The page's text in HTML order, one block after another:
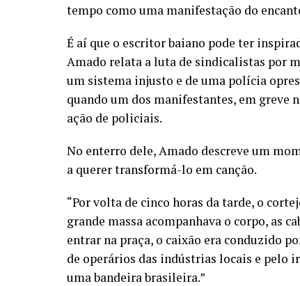
tempo como uma manifestação do
É aí que o escritor baiano pode ter
Amado relata a luta de sindicalistas por
um sistema injusto e de uma polícia
quando um dos manifestantes, em greve
ação de policiais.
No enterro dele, Amado descreve um
a querer transformá-lo em canção.
“Por volta de cinco horas da tarde, o
grande massa acompanhava o corpo, as
entrar na praça, o caixão era conduzido
de operários das indústrias locais e pelo
uma bandeira brasileira.”